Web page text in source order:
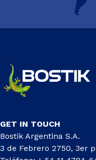
GET IN TOUCH
Bostik Argentina S.A.
3 de Febrero 2750, 3er